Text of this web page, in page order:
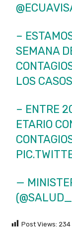
–
SEMANA
LOS
– ENTRE
ETARIO
—
Post Views: 234